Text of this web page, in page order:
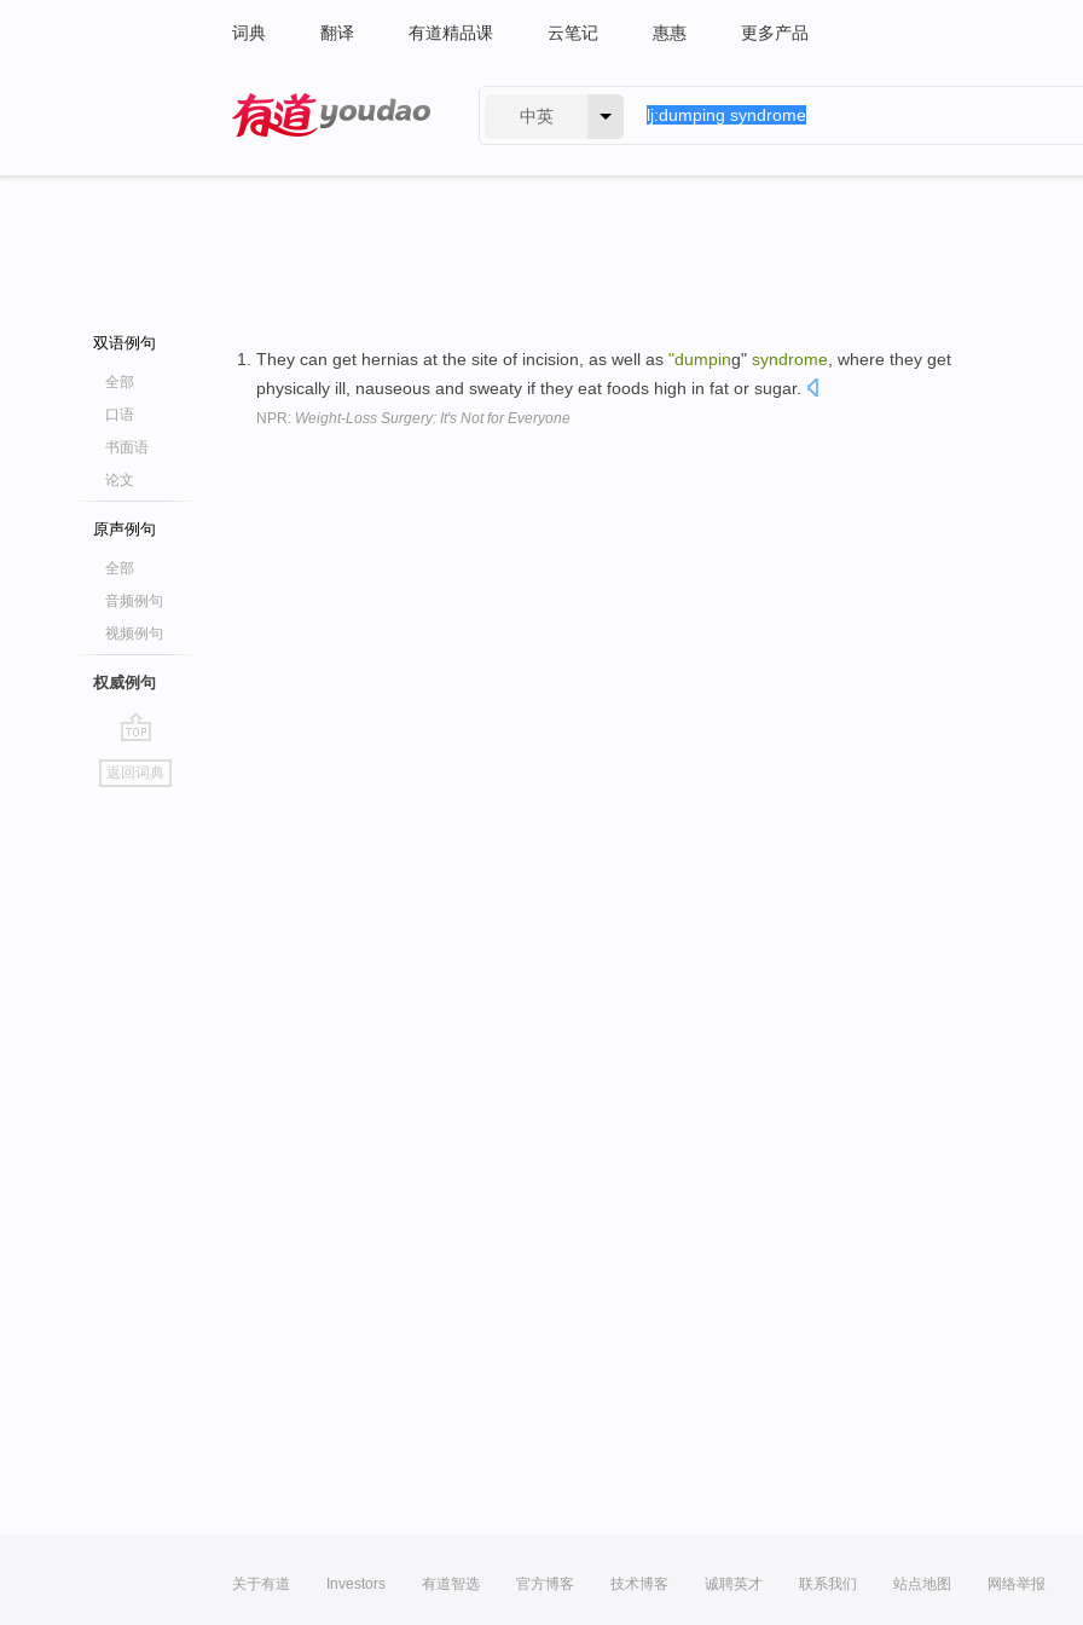
词典 翻译 有道精品课 云笔记 惠惠 更多产品
中英
双语例句
全部
口语
书面语
论文
原声例句
全部
音频例句
视频例句
权威例句
go
top
返回词典
They can get hernias at the site of incision, as well as "dumping" syndrome , where they get
physically ill, nauseous and sweaty if they eat foods high in fat or sugar.
NPR: Weight-Loss Surgery: It's Not for Everyone
关于有道 Investors 有道智选 官方博客 技术博客 诚聘英才 联系我们 站点地图 网络举报